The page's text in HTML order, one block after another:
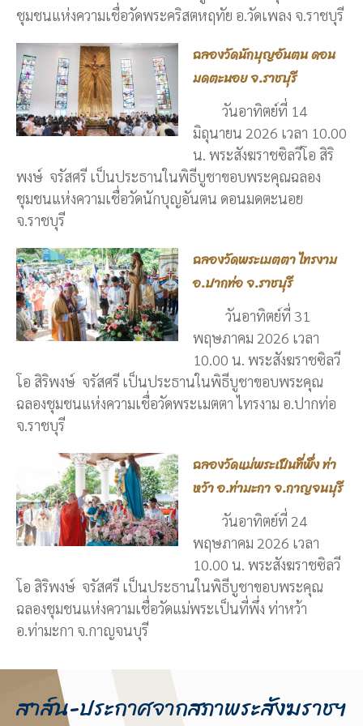
ชุมชนแห่งความเชื่อวัดพระคริสตหฤทัย อ.วัดเพลง จ.ราชบุรี
ฉลองวัดนักบุญอันตน ดอน
มดตะนอย จ.ราชบุรี
วันอาทิตย์ที่ 14
มิถุนายน 2026 เวลา 10.00
น. พระสังฆราชซิลวีโอ สิริ
พงษ์ จรัสศรี เป็นประธานในพิธีบูชาขอบพระคุณฉลอง
ชุมชนแห่งความเชื่อวัดนักบุญอันตน ดอนมดตะนอย
จ.ราชบุรี
ฉลองวัดพระเมตตา ไทรงาม
อ.ปากท่อ จ.ราชบุรี
วันอาทิตย์ที่ 31
พฤษภาคม 2026 เวลา
10.00 น. พระสังฆราชซิลวี
โอ สิริพงษ์ จรัสศรี เป็นประธานในพิธีบูชาขอบพระคุณ
ฉลองชุมชนแห่งความเชื่อวัดพระเมตตา ไทรงาม อ.ปากท่อ
จ.ราชบุรี
ฉลองวัดแม่พระเป็นที่พึ่ง ท่า
หว้า อ.ท่ามะกา จ.กาญจนบุรี
วันอาทิตย์ที่ 24
พฤษภาคม 2026 เวลา
10.00 น. พระสังฆราชซิลวี
โอ สิริพงษ์ จรัสศรี เป็นประธานในพิธีบูชาขอบพระคุณ
ฉลองชุมชนแห่งความเชื่อวัดแม่พระเป็นที่พึ่ง ท่าหว้า
อ.ท่ามะกา จ.กาญจนบุรี
สาส์น-ประกาศจากสภาพระสังฆราชฯ